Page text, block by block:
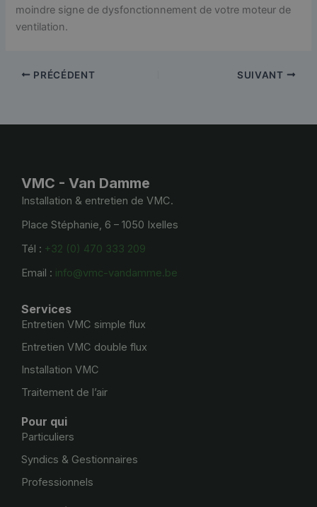
moindre signe de dysfonctionnement de votre moteur de
ventilation.
PRÉCÉDENT SUIVANT
VMC - Van Damme
Installation & entretien de VMC.
Place Stéphanie, 6 – 1050 Ixelles
Tél : +32 (0) 470 333 209
Email : info@vmc-vandamme.be
Services
Entretien VMC simple flux
Entretien VMC double flux
Installation VMC
Traitement de l’air
Pour qui
Particuliers
Syndics & Gestionnaires
Professionnels